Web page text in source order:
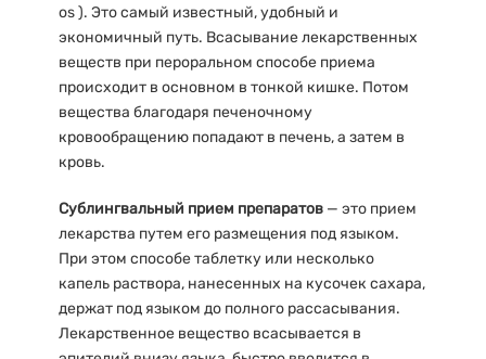
os ). Это самый известный, удобный и
экономичный путь. Всасывание лекарственных
веществ при пероральном способе приема
происходит в основном в тонкой кишке. Потом
вещества благодаря печеночному
кровообращению попадают в печень, а затем в
кровь.
Сублингвальный прием препаратов — это прием
лекарства путем его размещения под языком.
При этом способе таблетку или несколько
капель раствора, нанесенных на кусочек сахара,
держат под языком до полного рассасывания.
Лекарственное вещество всасывается в